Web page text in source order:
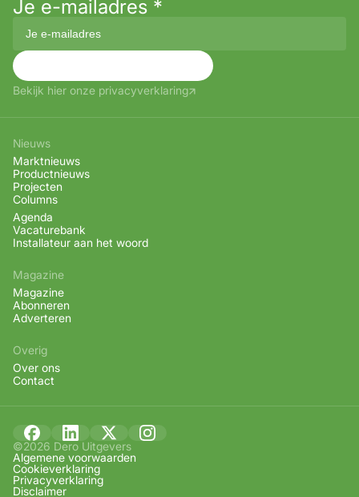
Je e-mailadres *
Bekijk hier onze privacyverklaring
Nieuws
Marktnieuws
Productnieuws
Projecten
Columns
Agenda
Vacaturebank
Installateur aan het woord
Magazine
Magazine
Abonneren
Adverteren
Overig
Over ons
Contact
©2026 Dero Uitgevers
Algemene voorwaarden
Cookieverklaring
Privacyverklaring
Disclaimer